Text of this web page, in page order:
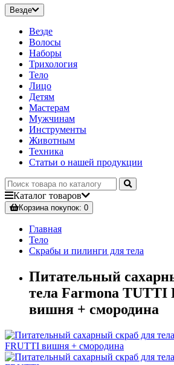
Везде
Везде
Волосы
Наборы
Трихология
Тело
Лицо
Детям
Мастерам
Мужчинам
Инструменты
Животным
Техника
Статьи о нашей продукции
Каталог товаров
Корзинапокупок: 0
Главная
Тело
Скрабы и пилинги для тела
Питательный
тела Farmona TUTTI
вишня + смородина